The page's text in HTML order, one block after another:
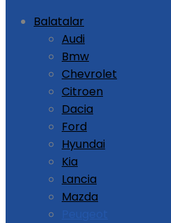
Balatalar
Audi
Bmw
Chevrolet
Citroen
Dacia
Ford
Hyundai
Kia
Lancia
Mazda